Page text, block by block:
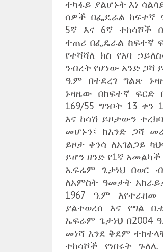
ተካፋይ ያልሆኑት እነ
ሰዎች በፌዴራል ከፍተኛ
5ኛ እና 6ኛ ተከሳሾች
ተጠሪ በፌዴራል ከፍተኛ
የተሻሻለ ክስ የአባ
ንብረት የሆነው አንድ ጋሻ
ዓ.ም በተደረገ ግልጽ
ኑዛዜው በከፍተኛ ፍርድ
169/55 ግንቦት 13 ቀን
እና ከሳሽ ይዞታውን
መሆኑን፤ ከአንድ ጋሻ
ይዞታ ቀንሳ ለአገልጋይ
ይሆን ዘንድ የ1ኛ አመልካች
ኤፍሬም ጌታነህ በወር
ለአምስት ዓመታት
1967 ዓ.ም
ያልተወረሰ እና የግል
ኤፍሬም ጌታነህ በ2004
መነሻ እንደ ቅደም
ተከሳሾች የነበሩት